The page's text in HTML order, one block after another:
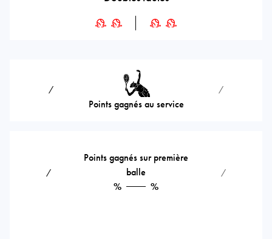
⁄
Points gagnés au service
⁄
⁄
Points gagnés sur première
balle
%
%
⁄